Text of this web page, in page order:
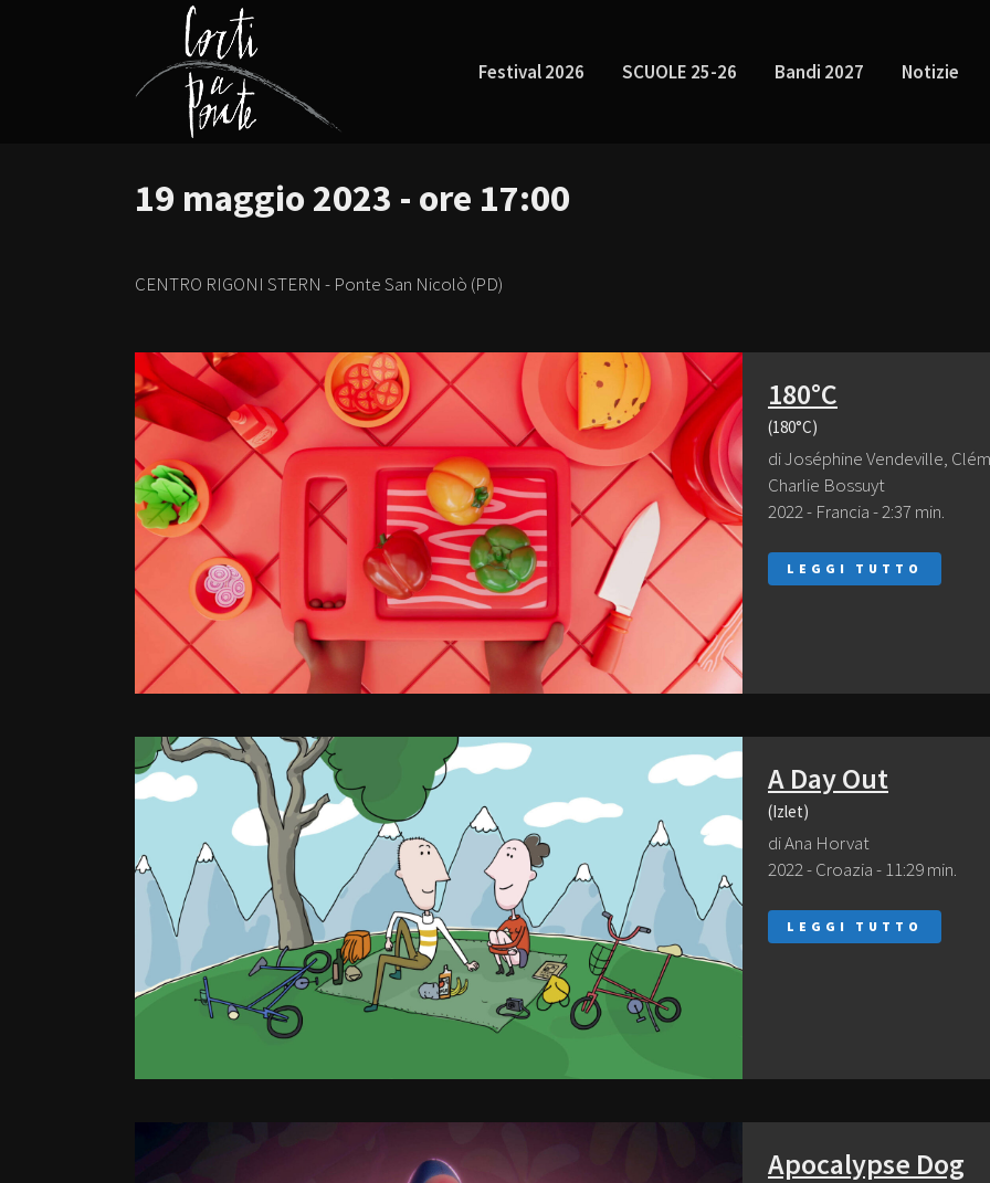
Festival 2026 SCUOLE 25-26 Bandi 2027 Notizie
19 maggio 2023 - ore 17:00
CENTRO RIGONI STERN - Ponte San Nicolò (PD)
180°C
(180°C)
di Joséphine Vendeville,
Charlie Bossuyt
2022 - Francia - 2:37 min.
LEGGI TUTTO
A Day Out
(Izlet)
di Ana Horvat
2022 - Croazia - 11:29 min.
LEGGI TUTTO
Apocalypse Dog